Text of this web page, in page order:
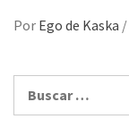
Por Ego de Kaska /